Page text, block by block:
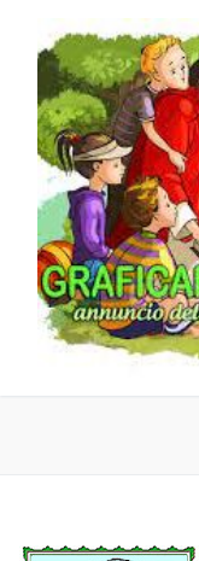
contenuto